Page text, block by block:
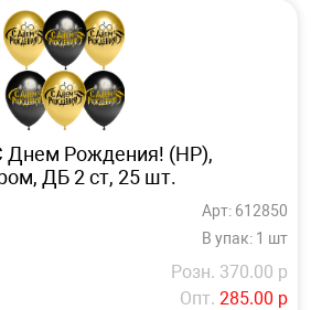
Рождения! (HP),
ДБ 2 ст, 25 шт.
Арт: 612850
В упак: 1 шт
Розн. 370.00 р
Опт. 285.00 р